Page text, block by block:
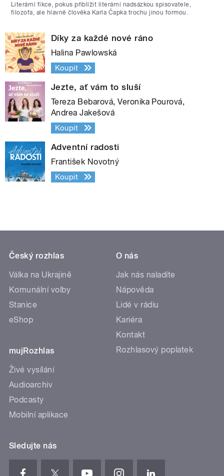
Literární fikce, pokus přiblížit literární nadsázkou spisovatele,
filozofa, ale hlavně člověka Karla Čapka trochu jinou formou.
Díky za každé nové ráno
Halina Pawlowská
Koupit
Jezte, ať vám to sluší
Tereza Bebarová, Veronika Pourová,
Andrea Jakešová
Koupit
Adventní radosti
František Novotný
Koupit
Český rozhlas
Válka na Ukrajině
Komunální volby
Stanice
eShop
mujRozhlas
Živé vysílání
Audioarchiv
Podcasty
Mobilní aplikace
O nás
Jak nás naladíte
Nápověda
Lidé v rádiu
Kariéra
Kontakt
Rozhlasový poplatek
Sledujte nás